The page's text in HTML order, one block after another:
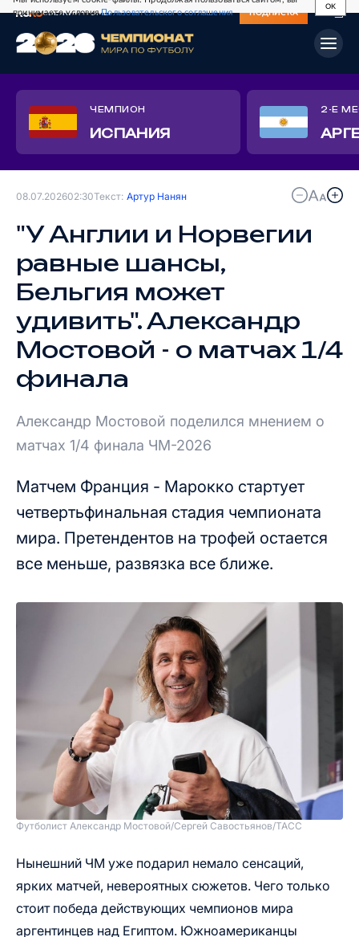
принимаете условияПользовательского соглашения
OK
СВЕЖИЙ НОМЕР ПОДПИСКА
ЧЕМПИОН
ИСПАНИЯ
2-Е
08.07.202602:30Текст: Артур Нанян
"У Англии и Норвегии
равные шансы,
Бельгия может
удивить". Александр
Мостовой - о матчах 1/4
финала
Александр Мостовой поделился мнением о
матчах 1/4 финала ЧМ-2026
Матчем Франция - Марокко стартует
четвертьфинальная стадия чемпионата
мира. Претендентов на трофей остается
все меньше, развязка все ближе.
Футболист Александр Мостовой/Сергей Савостьянов/ТАСС
Нынешний ЧМ уже подарил немало сенсаций,
ярких матчей, невероятных сюжетов. Чего только
стоит победа действующих чемпионов мира
аргентинцев над Египтом. Южноамериканцы